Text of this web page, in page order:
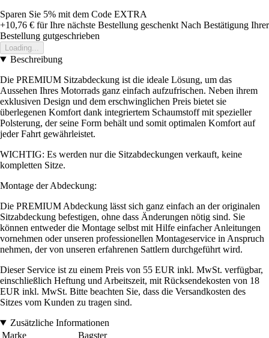
Sparen Sie 5% mit dem Code EXTRA
+10,76 € für Ihre nächste Bestellung geschenkt Nach Bestätigung Ihrer
Bestellung gutgeschrieben
Loading...
Beschreibung
Die PREMIUM Sitzabdeckung ist die ideale Lösung, um das
Aussehen Ihres Motorrads ganz einfach aufzufrischen. Neben ihrem
exklusiven Design und dem erschwinglichen Preis bietet sie
überlegenen Komfort dank integriertem Schaumstoff mit spezieller
Polsterung, der seine Form behält und somit optimalen Komfort auf
jeder Fahrt gewährleistet.
WICHTIG: Es werden nur die Sitzabdeckungen verkauft, keine
kompletten Sitze.
Montage der Abdeckung:
Die PREMIUM Abdeckung lässt sich ganz einfach an der originalen
Sitzabdeckung befestigen, ohne dass Änderungen nötig sind. Sie
können entweder die Montage selbst mit Hilfe einfacher Anleitungen
vornehmen oder unseren professionellen Montageservice in Anspruch
nehmen, der von unseren erfahrenen Sattlern durchgeführt wird.
Dieser Service ist zu einem Preis von 55 EUR inkl. MwSt. verfügbar,
einschließlich Heftung und Arbeitszeit, mit Rücksendekosten von 18
EUR inkl. MwSt. Bitte beachten Sie, dass die Versandkosten des
Sitzes vom Kunden zu tragen sind.
Zusätzliche Informationen
Marke
Bagster